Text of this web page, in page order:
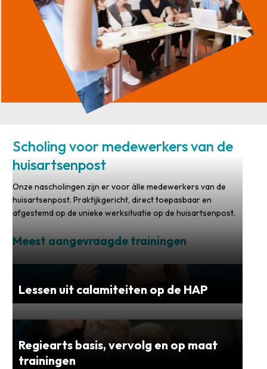
Scholing voor medewerkers van de
huisartsenpost
Onze nascholingen zijn er voor álle medewerkers van de
huisartsenpost. Praktijkgericht, direct toepasbaar en
afgestemd op de unieke werksituatie op de huisartsenpost.
Meest aangevraagde trainingen
Lessen uit calamiteiten op de HAP
Regiearts basis, vervolg en op maat
trainingen